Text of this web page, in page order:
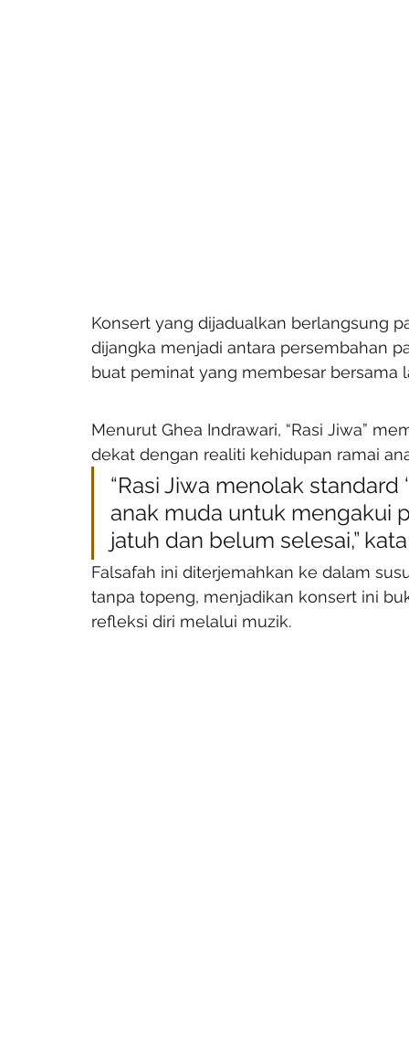
Konsert yang dijadualkan berlangsung
dijangka menjadi antara persembahan
buat peminat yang membesar bersama
Menurut Ghea Indrawari, “Rasi Jiwa”
dekat dengan realiti kehidupan ramai
“Rasi Jiwa menolak standard
anak muda untuk mengakui
jatuh dan belum selesai,”
Falsafah ini diterjemahkan ke dalam
tanpa topeng, menjadikan konsert ini
refleksi diri melalui muzik.